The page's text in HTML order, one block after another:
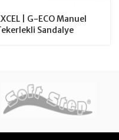
| G-ECO Manuel
Sandalye